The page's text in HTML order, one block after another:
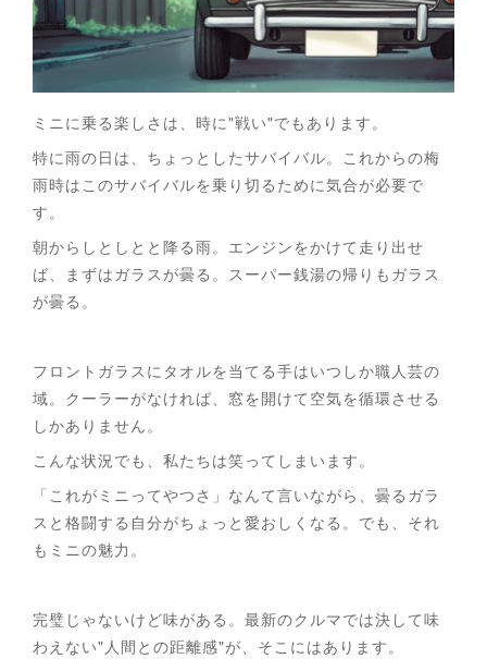
ミニに乗る楽しさは、時に"戦い"でもあります。
特に雨の日は、ちょっとしたサバイバル。これからの梅
雨時はこのサバイバルを乗り切るために気合が必要で
す。
朝からしとしとと降る雨。エンジンをかけて走り出せ
ば、まずはガラスが曇る。スーパー銭湯の帰りもガラス
が曇る。
フロントガラスにタオルを当てる手はいつしか職人芸の
域。クーラーがなければ、窓を開けて空気を循環させる
しかありません。
こんな状況でも、私たちは笑ってしまいます。
「これがミニってやつさ」なんて言いながら、曇るガラ
スと格闘する自分がちょっと愛おしくなる。でも、それ
もミニの魅力。
完璧じゃないけど味がある。最新のクルマでは決して味
わえない"人間との距離感"が、そこにはあります。